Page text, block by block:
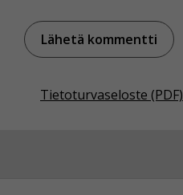
Tietoturvaseloste (PDF)